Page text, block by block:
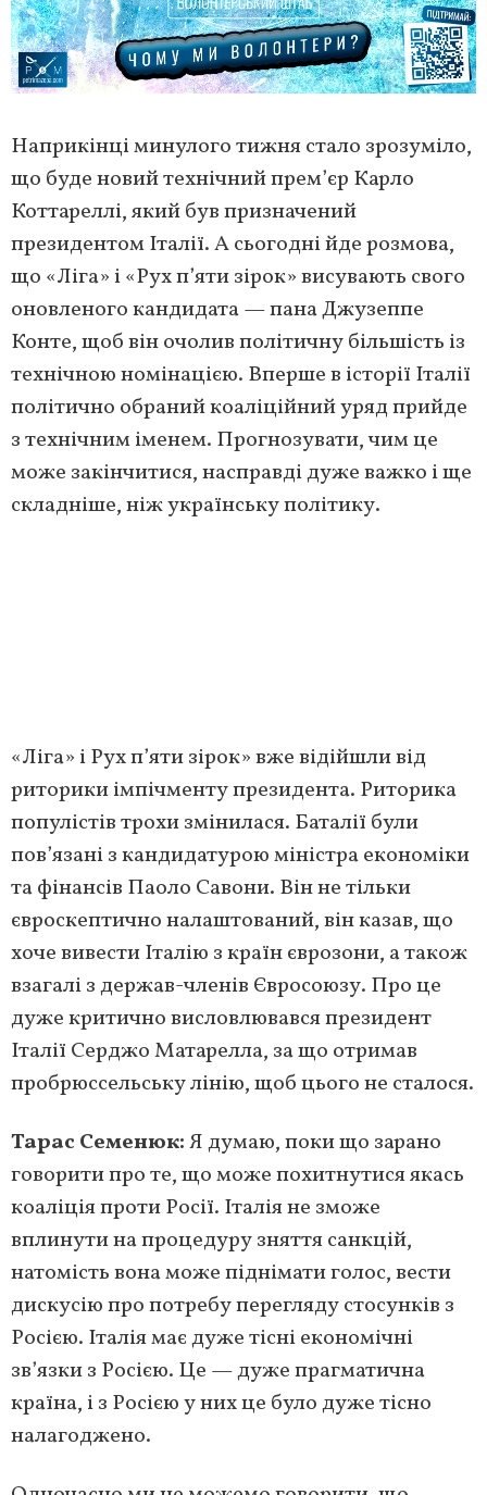
Наприкінці минулого тижня стало зрозуміло,
що буде новий технічний прем’єр Карло
Коттареллі, який був призначений
президентом Італії. А сьогодні йде розмова,
що «Ліга» і «Рух п’яти зірок» висувають свого
оновленого кандидата — пана Джузеппе
Конте, щоб він очолив політичну більшість із
технічною номінацією. Вперше в історії Італії
політично обраний коаліційний уряд прийде
з технічним іменем. Прогнозувати, чим це
може закінчитися, насправді дуже важко і ще
складніше, ніж українську політику.
«Ліга» і Рух п’яти зірок» вже відійшли від
риторики імпічменту президента. Риторика
популістів трохи змінилася. Баталії були
пов’язані з кандидатурою міністра економіки
та фінансів Паоло Савони. Він не тільки
євроскептично налаштований, він казав, що
хоче вивести Італію з країн єврозони, а також
взагалі з держав-членів Євросоюзу. Про це
дуже критично висловлювався президент
Італії Серджо Матарелла, за що отримав
пробрюссельську лінію, щоб цього не сталося.
Тарас Семенюк:Я думаю, поки що зарано
говорити про те, що може похитнутися якась
коаліція проти Росії. Італія не зможе
вплинути на процедуру зняття санкцій,
натомість вона може піднімати голос, вести
дискусію про потребу перегляду стосунків з
Росією. Італія має дуже тісні економічні
зв’язки з Росією. Це — дуже прагматична
країна, і з Росією у них це було дуже тісно
налагоджено.